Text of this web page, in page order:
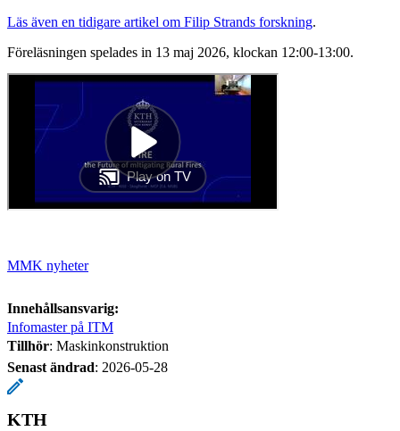
Läs även en tidigare artikel om Filip Strands forskning.
Föreläsningen spelades in 13 maj 2026, klockan 12:00-13:00.
MMK nyheter
Innehållsansvarig:
Infomaster på ITM
Tillhör: Maskinkonstruktion
Senast ändrad: 2026-05-28
KTH